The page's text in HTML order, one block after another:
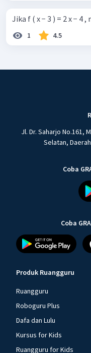
Jika f ( x − 3 ) = 2 x − 4 ,
1 4.5
Jl. Dr. Saharjo No.161,
Selatan,
Coba
Coba
Produk Ruangguru
Ruangguru
Roboguru Plus
Dafa dan Lulu
Kursus for Kids
Ruangguru for Kids